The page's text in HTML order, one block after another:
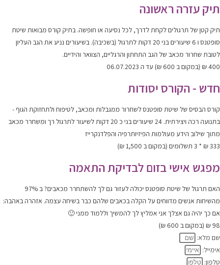
תיק עזרה ראשונה
תיק קטן של תרגולים לקחת לדרך, לכל נסיעה או חופשה. בתיק קורס מבואות שיטת
סופטנס ו 6 שיעורים בני 20 דקות לתרגול (בשכיבה). בשיעורים נניע את הגב העליון
לטובת שחרור מכאב של הגב התחתון והרגליים, הצוואר והידיים.
400 ₪ (במקום ב 600 ₪) עד ה 06.07.2023
חדש - הקורס יסודות
קורס הבסיס של שיטת סופטנס לשחרור ממגבלות ומכאב, לטיפוח ולתחזוקת הגוף -
בתנועה רכה ויצירתית. 24 שיעורים בני כ 20 דקות לשיעור לתרגול רך ומשחרר מכאב
מתוך שילוב הידע מעולמות הפיזיותרפיה והפלדנקרייז
333 ₪ * 3 תשלומים (במקום ב 1,500 ₪)
מפגש אישי בזום לבדיקת התאמה
האם תרגול של שיטת סופטנס יכולה לעזור גם לך להשתחרר מכאבים? ב 97%
מהשיחות אנשים מדווחים על הקלה בכאבים שלהם כבר בשיחה עצמה. אזהרה באהבה:
אם כך יהיה גם אצלך אני אמליץ לך להמשיך וללמוד ממני 🙂
98 ₪ (במקום ב 600 ₪)
שם מלא:
אימייל:
טלפון: